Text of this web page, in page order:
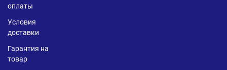
оплаты
Условия
доставки
Гарантия на
товар